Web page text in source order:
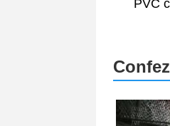
PVC